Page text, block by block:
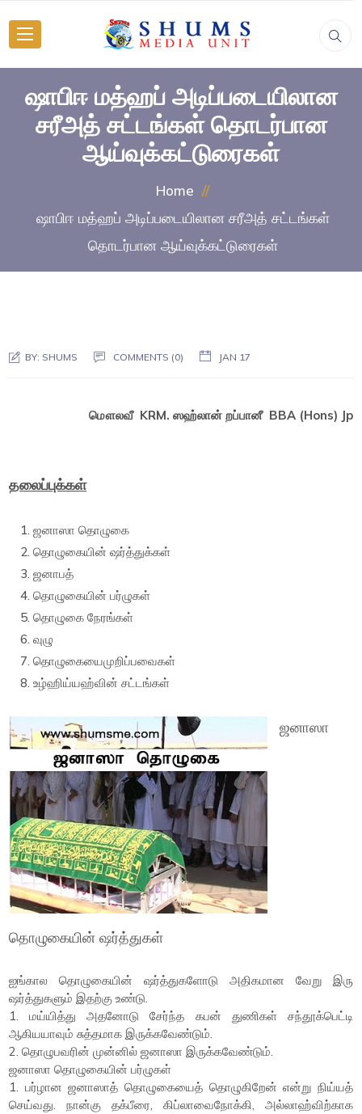
ஷாபிஈ மத்ஹப் அடிப்படையிலான
சரீஅத் சட்டங்கள் தொடர்பான
ஆய்வுக்கட்டுரைகள்
Home
ஷாபிஈ மத்ஹப் அடிப்படையிலான சரீஅத் சட்டங்கள்
தொடர்பான ஆய்வுக்கட்டுரைகள்
BY: SHUMS COMMENTS (0) JAN 17
மௌலவீ KRM. ஸஹ்லான் றப்பானீ BBA (Hons) Jp
தலைப்புக்கள்
ஜனாஸா தொழுகை
தொழுகையின் ஷர்த்துக்கள்
ஜனாபத்
தொழுகையின் பர்ழுகள்
தொழுகை நேரங்கள்
வுழு
தொழுகையைமுறிப்பவைகள்
உழ்ஹிய்யஹ்வின் சட்டங்கள்
ஜனாஸா
தொழுகையின் ஷர்த்துகள்
ஐங்கால தொழுகையின் ஷர்த்துகளோடு அதிகமான வேறு இரு
ஷர்த்துகளும் இதற்கு உண்டு.
1. மய்யித்து அதனோடு சேர்ந்த கபன் துணிகள் சந்தூக்பெட்டி
ஆகியயாவும் சுத்தமாக இருக்கவேண்டும்.
2. தொழுபவரின் முன்னில் ஜனாஸா இருக்கவேண்டும்.
ஜனாஸா தொழுகையின் பர்ழுகள்
1. பர்ழான ஜனாஸாத் தொழுகையைத் தொழுகிறேன் என்று நிய்யத்
செய்வது. நான்கு தக்பீரை, கிப்லாவைநோக்கி, அல்லாஹ்விற்காக